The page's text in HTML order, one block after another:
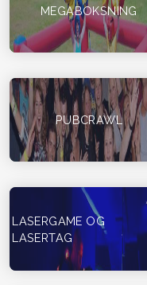
MEGABOKSNING
PUBCRAWL
LASERGAME OG
LASERTAG